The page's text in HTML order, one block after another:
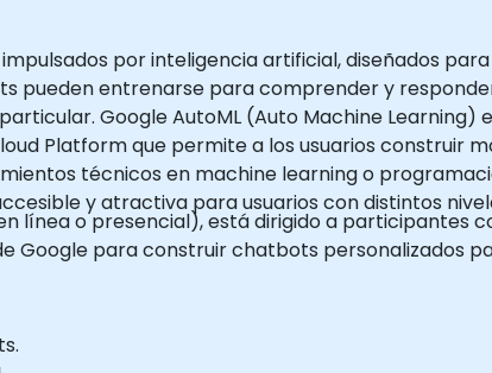
por inteligencia artificial, diseñados
pueden entrenarse para comprender y
Google AutoML (Auto Machine Learning)
Platform que permite a los usuarios construir
técnicos en machine learning o
y atractiva para usuarios con distintos
línea o presencial), está dirigido a participantes
Google para construir chatbots personalizados